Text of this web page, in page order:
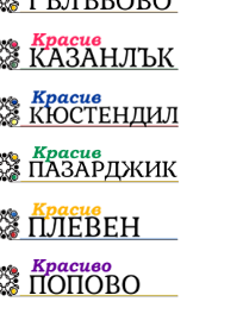
празници
Тръмп